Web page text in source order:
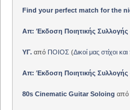
Find your perfect match for the
Απ: Έκδοση Ποιητικής Συλλογής
ΥΓ.από ΠΟΙΟΣ (Δικοί μας στίχοι
Απ: Έκδοση Ποιητικής Συλλογής
80s Cinematic Guitar Soloing από